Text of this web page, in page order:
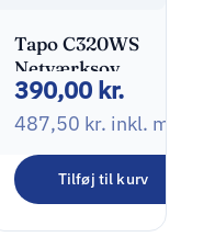
Tapo C320WS
Udendørs
2560 x 1440
390,00 kr.
487,50 kr. inkl. moms
Tilføj til kurv